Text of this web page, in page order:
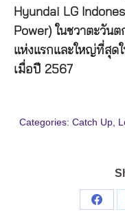
Hyundai LG
Power) ในชวาตะวัน
แห่งแรกและใหญ่ที่สุด
เมื่อปี 2567
Categories: Catch Up